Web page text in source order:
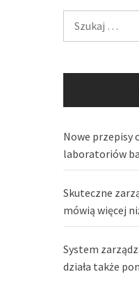
Nowe przepisy
laboratoriów
Skuteczne
mówią więcej
System
działa także